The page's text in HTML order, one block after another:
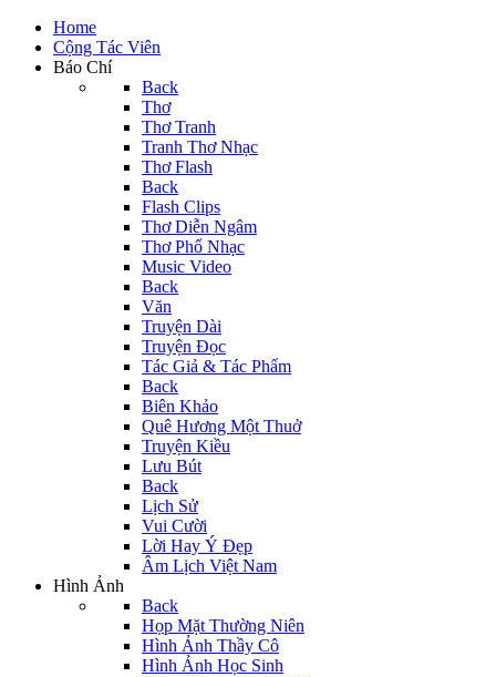
Home
Cộng Tác Viên
Báo Chí
Back
Thơ
Thơ Tranh
Tranh Thơ Nhạc
Thơ Flash
Back
Flash Clips
Thơ Diễn Ngâm
Thơ Phổ Nhạc
Music Video
Back
Văn
Truyện Dài
Truyện Đọc
Tác Giả & Tác Phẩm
Back
Biên Khảo
Quê Hương Một Thuở
Truyện Kiều
Lưu Bút
Back
Lịch Sử
Vui Cười
Lời Hay Ý Đẹp
Âm Lịch Việt Nam
Hình Ảnh
Back
Họp Mặt Thường Niên
Hình Ảnh Thầy Cô
Hình Ảnh Học Sinh